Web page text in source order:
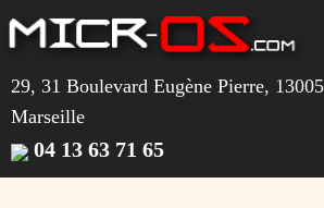
au
contenu
29, 31 Boulevard Eugène Pierre, 13005
Marseille
04 13 63 71 65